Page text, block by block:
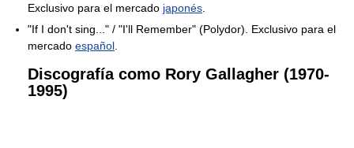
Exclusivo para el mercado japonés
"If I don't sing..." / "I'll Remember" (Polydor). Exclusivo para el
mercado español
Discografía como Rory Gallagher (1970-
1995)